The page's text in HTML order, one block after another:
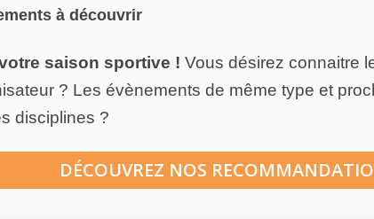
à découvrir
saison sportive ! Vous désirez connaitre
? Les évènements de même type et
disciplines ?
DÉCOUVREZ NOS